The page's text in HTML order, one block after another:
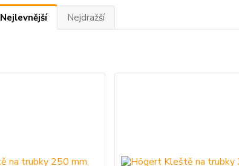
Nejlevnější Nejdražší